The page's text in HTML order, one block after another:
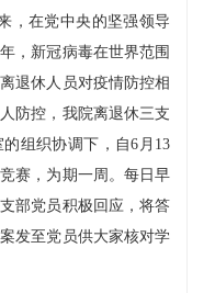
，在党中央的坚强领导
，新冠病毒在世界范围
退休人员对疫情防控相
防控，我院离退休三支
组织协调下，自6月13
赛，为期一周。每日早
部党员积极回应，将答
发至党员供大家核对学